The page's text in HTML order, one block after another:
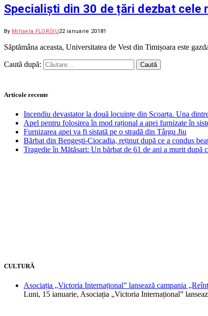
Specialiști din 30 de țări dezbat cele
By Mihaela FLOROIU22 ianuarie 20181
Săptămâna aceasta, Universitatea de Vest din Timișoara este
Caută după:
Articole recente
Incendiu devastator la două locuințe din Scoarța. Una
Apel pentru folosirea în mod rațional a apei furnizate în
Furnizarea apei va fi sistată pe o stradă din Târgu Jiu
Bărbat din Bengești-Ciocadia, reținut după ce a condus
Tragedie în Mătăsari: Un bărbat de 61 de ani a murit după
CULTURĂ
Asociația „Victoria Internațional” lansează campania
Luni, 15 ianuarie, Asociația „Victoria Internațional”